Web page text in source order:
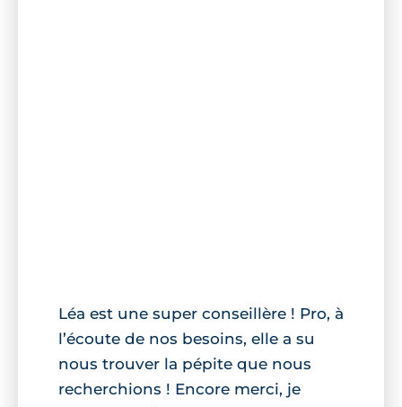
Léa est une super conseillère ! Pro, à
l’écoute de nos besoins, elle a su
nous trouver la pépite que nous
recherchions ! Encore merci, je